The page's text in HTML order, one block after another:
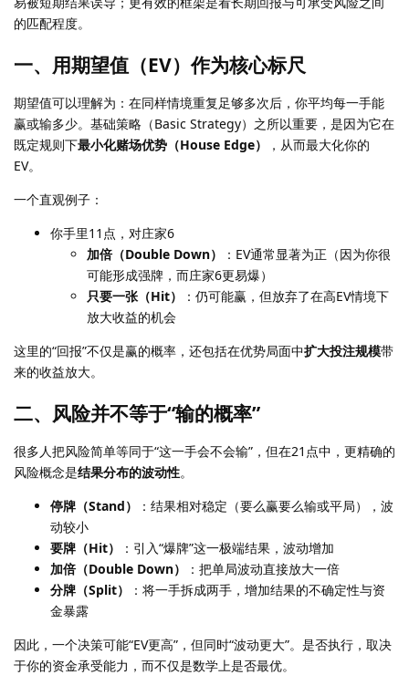
的匹配程度。
一、用期望值（EV）作为核心标尺
期望值可以理解为：在同样情境重复足够多次后，你平均每一手能
赢或输多少。基础策略（Basic Strategy）之所以重要，是因为它在
既定规则下最小化赌场优势（House Edge）
，从而最大化你的
EV。
一个直观例子：
你手里11点，对庄家6
加倍（Double Down）
：EV通常显著为正（因为你很
可能形成强牌，而庄家6更易爆）
只要一张（Hit）
：仍可能赢，但放弃了在高EV情境下
放大收益的机会
这里的“回报”不仅是赢的概率，还包括在优势局面中扩大投注规模带
来的收益放大。
二、风险并不等于“输的概率”
很多人把风险简单等同于“这一手会不会输”，但在21点中，更精确的
风险概念是结果分布的波动性。
停牌（Stand）
：结果相对稳定（要么赢要么输或平局），波
动较小
要牌（Hit）
：引入“爆牌”这一极端结果，波动增加
加倍（Double Down）
：把单局波动直接放大一倍
分牌（Split）
：将一手拆成两手，增加结果的不确定性与资
金暴露
因此，一个决策可能“EV更高”，但同时“波动更大”。是否执行，取决
于你的资金承受能力，而不仅是数学上是否最优。